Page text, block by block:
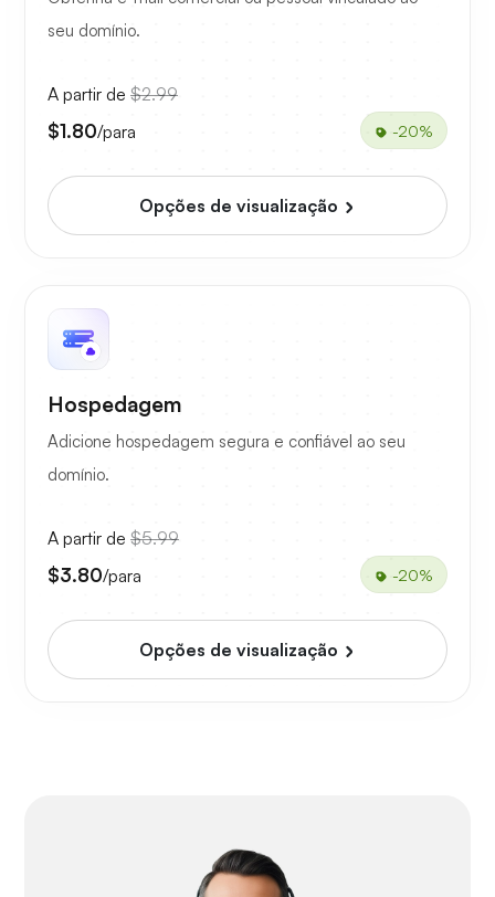
seu domínio.
A partir de $2.99
$1.80/para -20%
Opções de visualização
Hospedagem
Adicione hospedagem segura e confiável ao seu
domínio.
A partir de $5.99
$3.80/para -20%
Opções de visualização